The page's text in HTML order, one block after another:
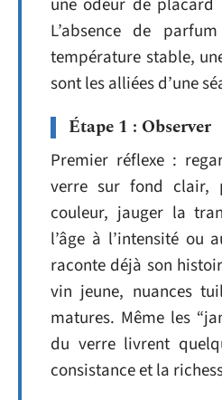
L’absence de
température stable,
sont les alliées d’une
Étape 1 : Observer
Premier réflexe :
verre sur fond clair,
couleur, jauger la
l’âge à l’intensité ou
raconte déjà son
vin jeune, nuances
matures. Même les
du verre livrent
consistance et la